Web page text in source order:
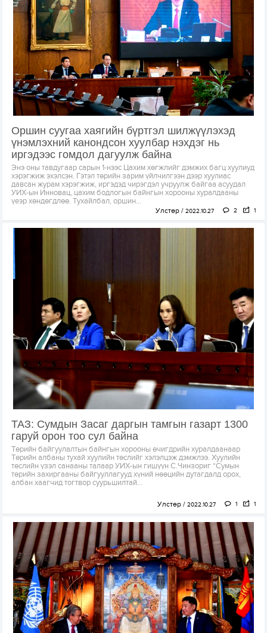
Оршин суугаа хаягийн бүртгэл шилжүүлэхэд
үнэмлэхний канондсон хуулбар нэхдэг нь
иргэдээс гомдол дагуулж байна
Энэ оны тавдугаар сарын 1-нээс Цахим хөгжлийг дэмжих багц хуулиуд
хэрэгжиж эхэлсэн. Гэтэл төрийн зарим үйлчилгээн дээр хуулиас
давсан журам хэрэгжиж, иргэдэд чирэгдэл учруулж байгаа асуудал
УИХ-ын Инновац, цахим бодлогын байнгын хорооны хуралдааны
үеэр хөндөгдлөө. Тухайлбал, оршин...
Улстөр 2022.10.27 2 1
ТАЗ: Сумдын Засаг даргын тамгын газарт 1300
гаруй орон тоо сул байна
Төрийн байгуулалтын байнгын хорооны өчигдрийн хуралдаанаар
Төрийн албаны тухай хуулийн төслийг хэлэлцэж дэмжлээ. Хуулийн
төслийн үзэл санааны талаар УИХ-ын гишүүн С.Чинзориг “Сумын
төрийн захиргааны байгууллагууд хүний нөөцийн дутагдалд орох,
албан хаагчид тогтвор суурьшилтай...
Улстөр 2022.10.27 1 1